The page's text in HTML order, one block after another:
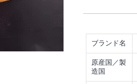
ブランド名
原産国／製
造国